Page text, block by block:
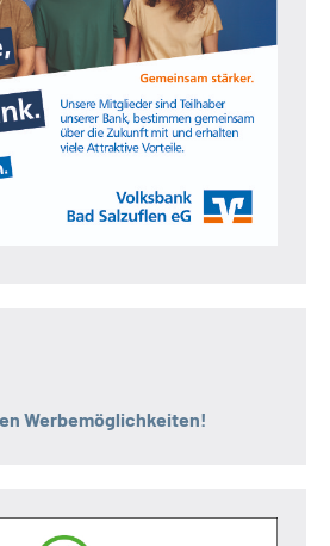
Werbemöglichkeiten!